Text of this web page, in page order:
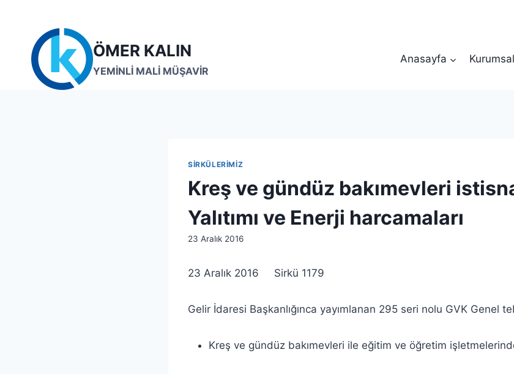
content
ÖMER KALIN
YEMİNLİ MALİ MÜŞAVİR
Anasayfa Kurumsal
SIRKÜLERIMIZ
Kreş ve gündüz bakımevleri
Yalıtımı ve Enerji harcamaları
By
23 Aralık 2016
23 Aralık 2016 Sirkü 1179
Gelir İdaresi Başkanlığınca yayımlanan 295 seri nolu GVK Genel
Kreş ve gündüz bakımevleri ile eğitim ve öğretim